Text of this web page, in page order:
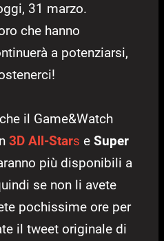
31 marzo.
che hanno
a potenziarsi,
il Game&Watch
3D All-Stars e Super
più disponibili a
se non li avete
pochissime ore per
il tweet originale di